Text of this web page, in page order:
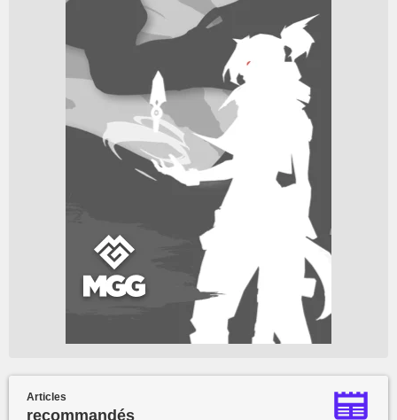
Articles
recommandés